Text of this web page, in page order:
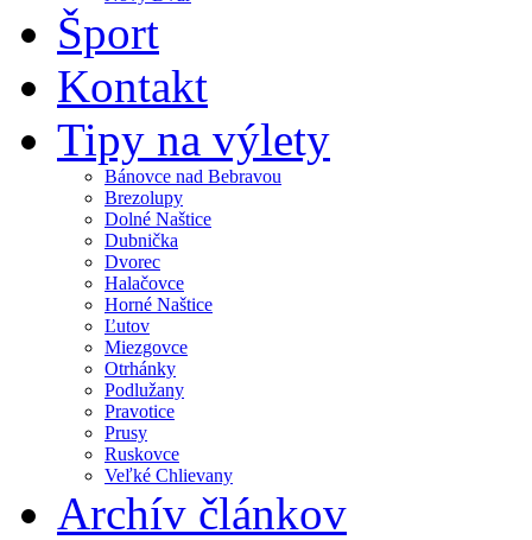
Šport
Kontakt
Tipy na výlety
Bánovce nad Bebravou
Brezolupy
Dolné Naštice
Dubnička
Dvorec
Halačovce
Horné Naštice
Ľutov
Miezgovce
Otrhánky
Podlužany
Pravotice
Prusy
Ruskovce
Veľké Chlievany
Archív článkov